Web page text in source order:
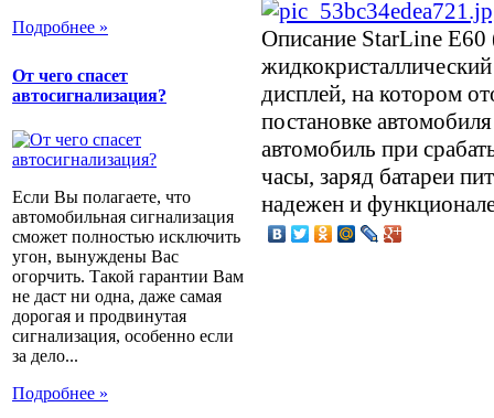
Подробнее »
От чего спасет
автосигнализация?
Если Вы полагаете, что
автомобильная сигнализация
сможет полностью исключить
угон, вынуждены Вас
огорчить. Такой гарантии Вам
не даст ни одна, даже самая
дорогая и продвинутая
сигнализация, особенно если
за дело...
Подробнее »
Описание StarLine E60
дисплей, на котором
постановке
автомобиль при
часы, заряд батареи
надежен и